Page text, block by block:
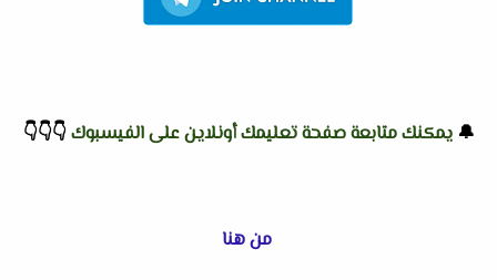
🔔يمكنك متابعة صفحة تعليمك أونلاين على الفيسبوك👇
👇
👇
من هنا